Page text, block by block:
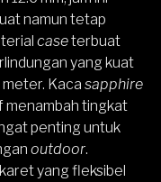
namun tetap
caseterbuat
yang kuat
Kaca sapphire
menambah tingkat
penting untuk
outdoor.
yang fleksibel